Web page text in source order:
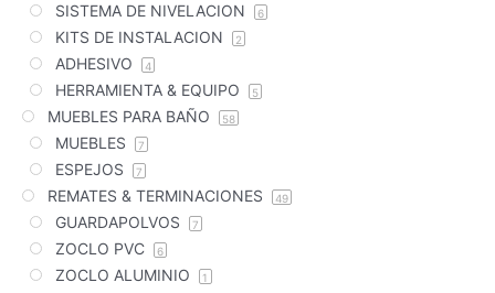
SISTEMA DE NIVELACION 6
KITS DE INSTALACION 2
ADHESIVO 4
HERRAMIENTA & EQUIPO 5
MUEBLES PARA BAÑO 58
MUEBLES 7
ESPEJOS 7
REMATES & TERMINACIONES 49
GUARDAPOLVOS 7
ZOCLO PVC 6
ZOCLO ALUMINIO 1